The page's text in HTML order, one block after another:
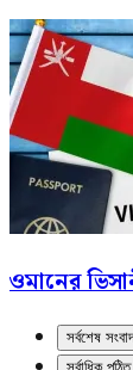
ওমানের
সর্বশেষ সংবাদ